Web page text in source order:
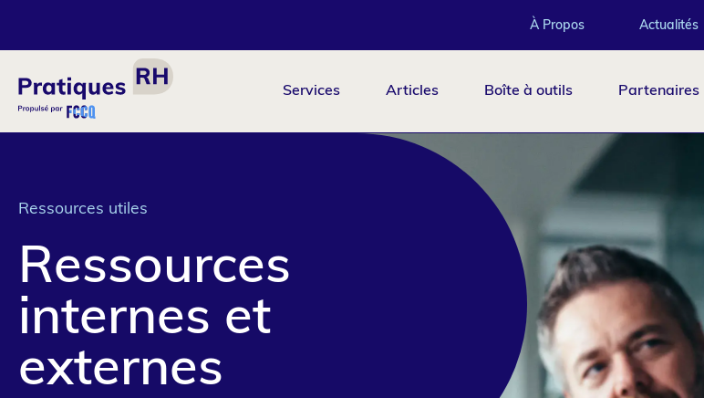
À Propos Actualités
Navigation
principale
Services Articles Boîte à outils Partenaires
Ressources utiles
Ressources
internes et
externes